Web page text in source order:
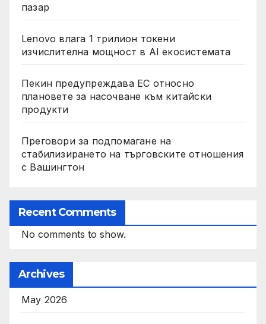
пазар
Lenovo влага 1 трилион токени
изчислителна мощност в AI екосистемата
Пекин предупреждава ЕС относно
плановете за насочване към китайски
продукти
Преговори за подпомагане на
стабилизирането на търговските отношения
с Вашингтон
Recent Comments
No comments to show.
Archives
May 2026